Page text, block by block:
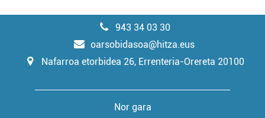
943 34 03 30
oarsobidasoa@hitza.eus
Nafarroa etorbidea 26, Errenteria-Orereta 20100
Nor gara